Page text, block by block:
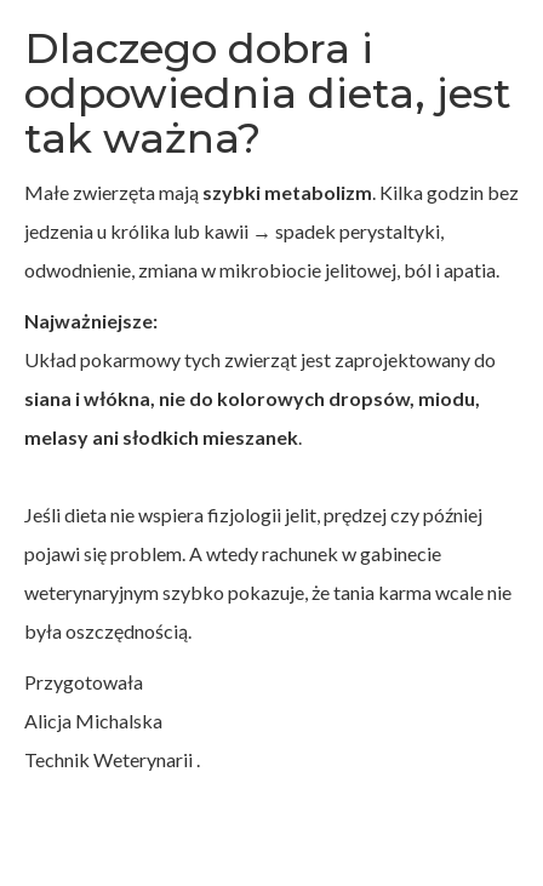
Dlaczego dobra i
odpowiednia dieta, jest
tak ważna?
Małe zwierzęta mają szybki metabolizm. Kilka godzin bez
jedzenia u królika lub kawii → spadek perystaltyki,
odwodnienie, zmiana w mikrobiocie jelitowej, ból i apatia.
Najważniejsze:
Układ pokarmowy tych zwierząt jest zaprojektowany do
siana i włókna, nie do kolorowych dropsów, miodu,
melasy ani słodkich mieszanek.
Jeśli dieta nie wspiera fizjologii jelit, prędzej czy później
pojawi się problem. A wtedy rachunek w gabinecie
weterynaryjnym szybko pokazuje, że tania karma wcale nie
była oszczędnością.
Przygotowała
Alicja Michalska
Technik Weterynarii .